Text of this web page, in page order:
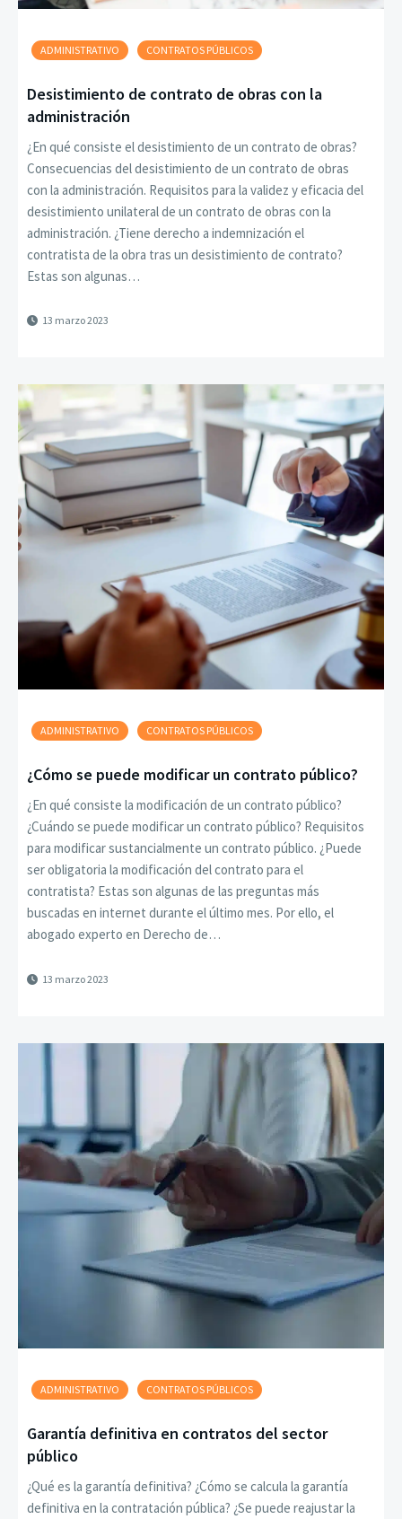
ADMINISTRATIVO CONTRATOS PÚBLICOS
Desistimiento de contrato de obras con la
administración
¿En qué consiste el desistimiento de un contrato de obras?
Consecuencias del desistimiento de un contrato de obras
con la administración. Requisitos para la validez y eficacia del
desistimiento unilateral de un contrato de obras con la
administración. ¿Tiene derecho a indemnización el
contratista de la obra tras un desistimiento de contrato?
Estas son algunas…
13 marzo 2023
ADMINISTRATIVO CONTRATOS PÚBLICOS
¿Cómo se puede modificar un contrato público?
¿En qué consiste la modificación de un contrato público?
¿Cuándo se puede modificar un contrato público? Requisitos
para modificar sustancialmente un contrato público. ¿Puede
ser obligatoria la modificación del contrato para el
contratista? Estas son algunas de las preguntas más
buscadas en internet durante el último mes. Por ello, el
abogado experto en Derecho de…
13 marzo 2023
ADMINISTRATIVO CONTRATOS PÚBLICOS
Garantía definitiva en contratos del sector
público
¿Qué es la garantía definitiva? ¿Cómo se calcula la garantía
definitiva en la contratación pública? ¿Se puede reajustar la